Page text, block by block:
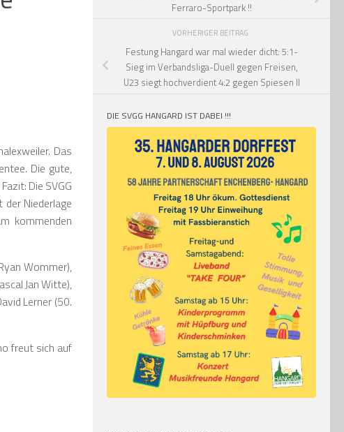
Das
Die gute,
Die SVGG
Niederlage
kommenden
Wommer),
Jan Witte),
Lerner (50.
freut sich auf
Ferraro-Sportpark !!
VORHERIGER BEITRAG
Festung Hangard war mal wieder dicht: 5:1-
Sieg im Verbandsliga-Duell gegen Freisen,
U23 siegt hochverdient 4:2 gegen Spiesen II
DIE SVGG HANGARD IST DABEI !!!